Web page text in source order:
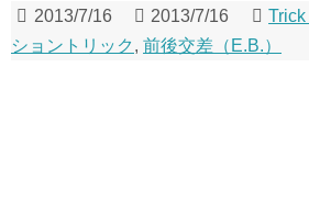
2013/7/16 2013/7/16
ショントリック , 前後交差（E.B.）